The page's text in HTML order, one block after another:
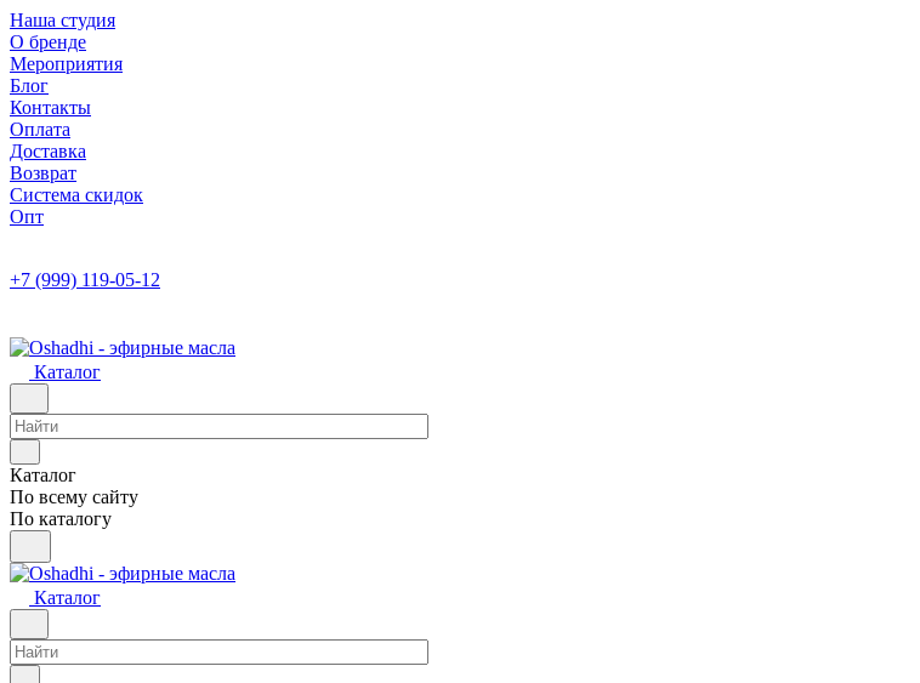
Наша студия
О бренде
Мероприятия
Блог
Контакты
Оплата
Доставка
Возврат
Система скидок
Опт
+7 (999) 119-05-12
Каталог
Каталог
По всему сайту
По каталогу
Каталог